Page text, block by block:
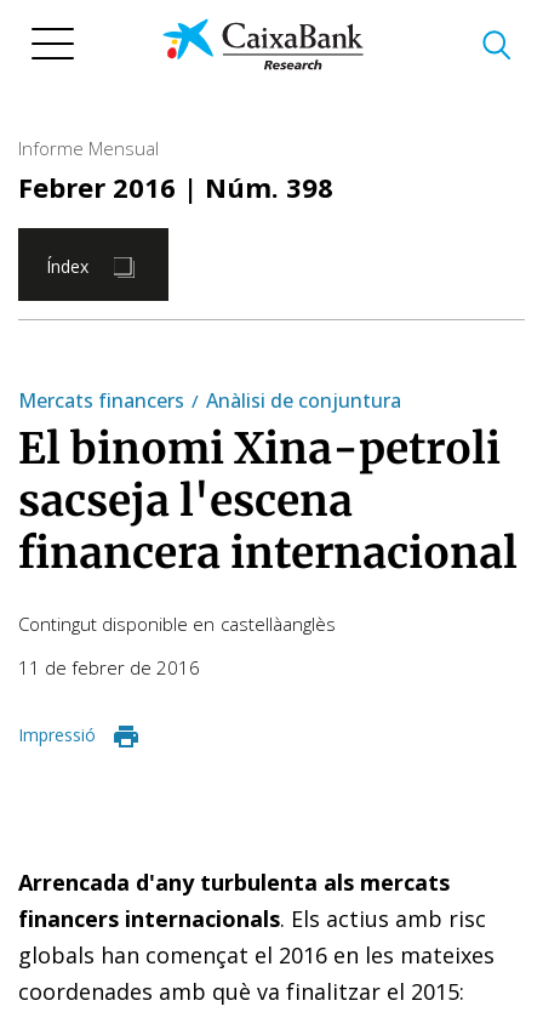
Informe Mensual
Febrer 2016 | Núm. 398
Índex
Mercats financers Anàlisi de conjuntura
El binomi Xina-petroli
sacseja l'escena
financera internacional
Contingut disponible en castellàanglès
11 de febrer de 2016
Impressió
Arrencada d'any turbulenta als mercats
financers internacionals. Els actius amb risc
globals han començat el 2016 en les mateixes
coordenades amb què va finalitzar el 2015: